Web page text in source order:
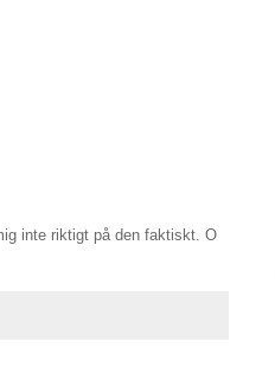
inte riktigt på den faktiskt. O